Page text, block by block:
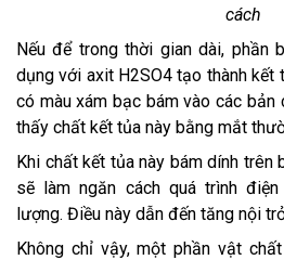
cách
Nếu để trong thời gian dài, phần
dụng với axit H2SO4 tạo thành kết
có màu xám bạc bám vào các bản
thấy chất kết tủa này bằng mắt
Khi chất kết tủa này bám dính trên
sẽ làm ngăn cách quá trình
lượng. Điều này dẫn đến tăng nội
Không chỉ vậy, một phần vật